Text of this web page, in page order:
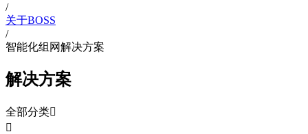
/
关于BOSS
/
智能化组网解决方案
解决方案
全部分类
